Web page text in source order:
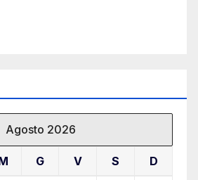
Agosto 2026
G V S D